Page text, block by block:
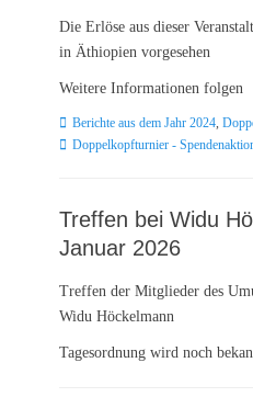
Die Erlöse aus dieser
in Äthiopien vorgesehen
Weitere Informationen folgen
Kategorien
Berichte aus dem Jahr 2024,
Doppelkopfturnier -
Treffen bei Widu
Januar 2026
Treffen der Mitglieder des
Widu Höckelmann
Tagesordnung wird noch